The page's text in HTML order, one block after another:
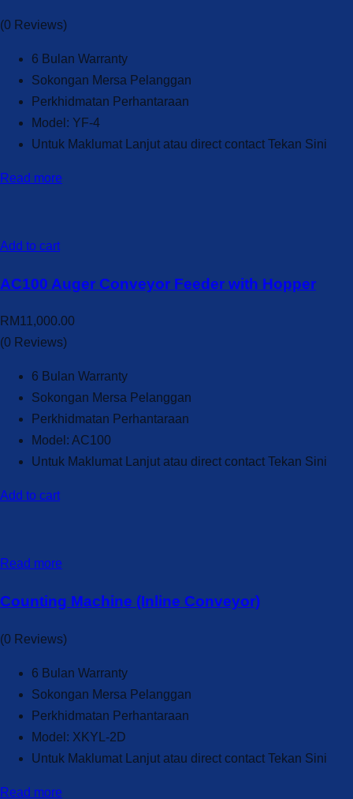
(0 Reviews)
6 Bulan Warranty
Sokongan Mersa Pelanggan
Perkhidmatan Perhantaraan
Model: YF-4
Untuk Maklumat Lanjut atau direct contact Tekan Sini
Read more
Add to cart
AC100 Auger Conveyor Feeder with Hopper
RM11,000.00
(0 Reviews)
6 Bulan Warranty
Sokongan Mersa Pelanggan
Perkhidmatan Perhantaraan
Model: AC100
Untuk Maklumat Lanjut atau direct contact Tekan Sini
Add to cart
Read more
Counting Machine (Inline Conveyor)
(0 Reviews)
6 Bulan Warranty
Sokongan Mersa Pelanggan
Perkhidmatan Perhantaraan
Model: XKYL-2D
Untuk Maklumat Lanjut atau direct contact Tekan Sini
Read more